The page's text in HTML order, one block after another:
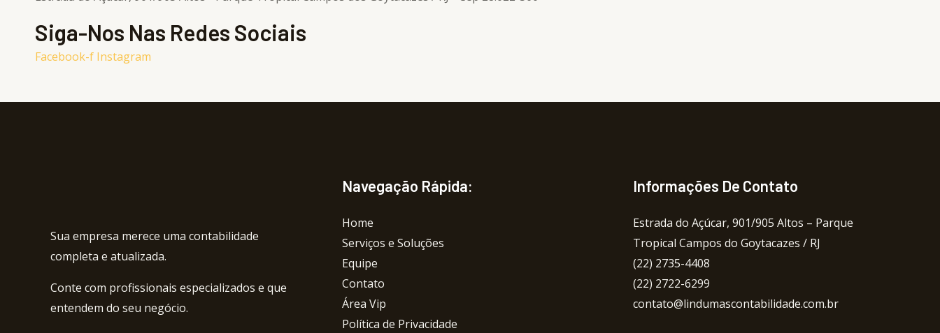
Siga-Nos Nas Redes Sociais
Facebook-f Instagram
Sua empresa merece uma contabilidade
completa e atualizada.
Conte com profissionais especializados e que
entendem do seu negócio.
Navegação Rápida:
Home
Serviços e Soluções
Equipe
Contato
Área Vip
Política de Privacidade
Informações De Contato
Estrada do Açúcar, 901/905 Altos – Parque
Tropical Campos do Goytacazes / RJ
(22) 2735-4408
(22) 2722-6299
contato@lindumascontabilidade.com.br